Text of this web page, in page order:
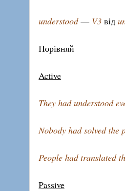
understood— V3 від
Порівняй
Active
They had understood
Nobody had solved the
People had translated
Passive